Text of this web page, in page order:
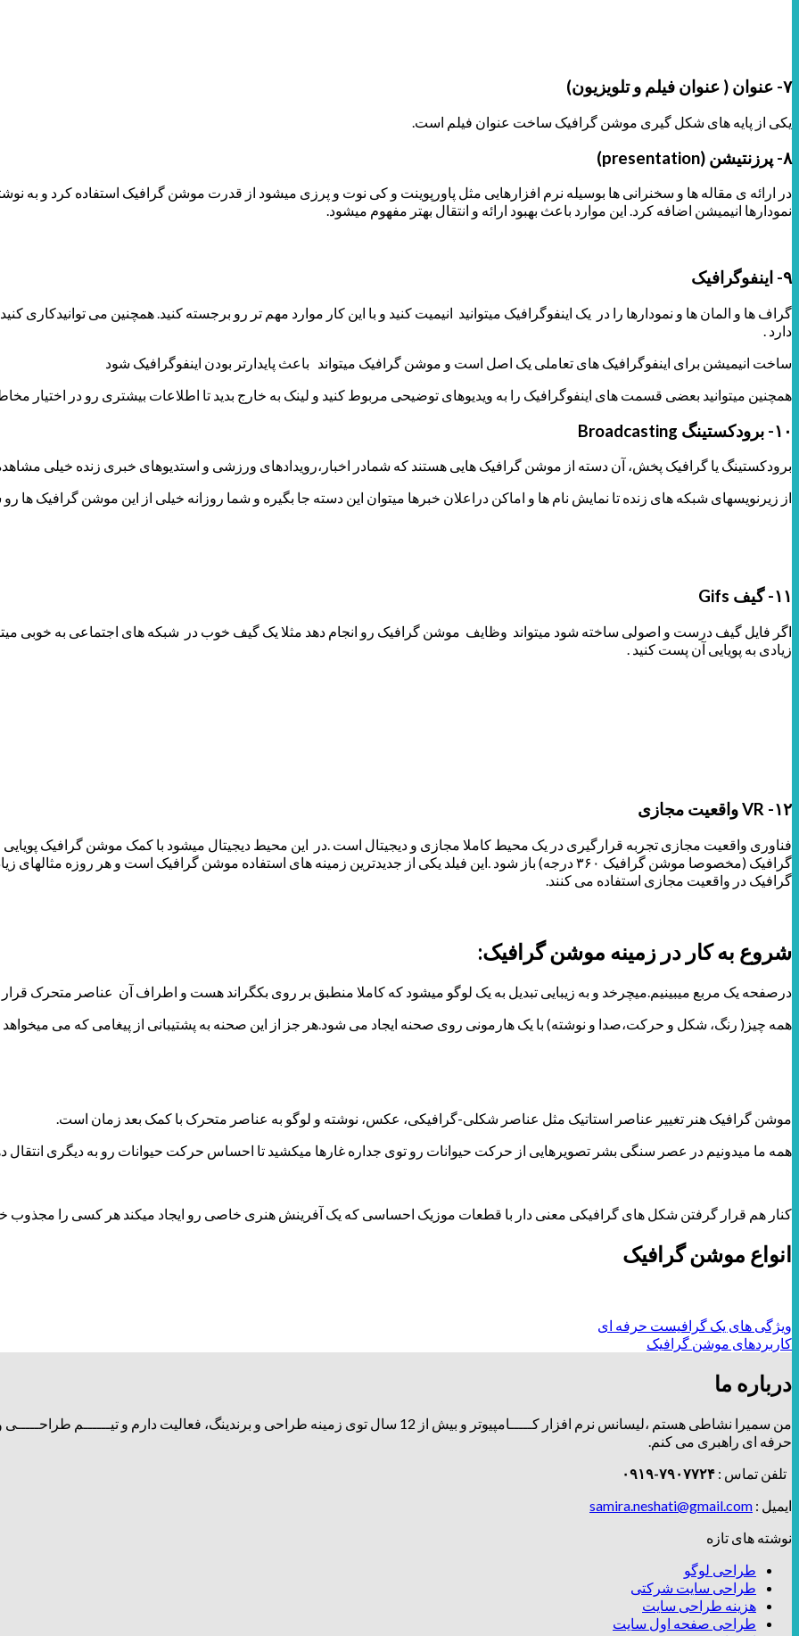
۷- عنوان ( عنوان فیلم و تلویزیون)
یکی از پایه های شکل گیری موشن گرافیک ساخت عنوان فیلم است.
۸- پرزنتیشن (presentation)
در ارائه ی مقاله ها و سخنرانی ها بوسیله نرم افزارهایی مثل پاورپوینت و کی نوت و پرزی میشود از قدرت موشن گرافیک استفاده کرد و به
نمودارها انیمیشن اضافه کرد. این موارد باعث بهبود ارائه و انتقال بهتر مفهوم میشود.
۹- اینفوگرافیک
گراف ها و المان ها و نمودارها را در یک اینفوگرافیک میتوانید انیمیت کنید و با این کار موارد مهم تر رو برجسته کنید. همچنین می
دارد .
ساخت انیمیشن برای اینفوگرافیک های تعاملی یک اصل است و موشن گرافیک میتواند باعث پایدارتر بودن اینفوگرافیک شود
همچنین میتوانید بعضی قسمت های اینفوگرافیک را به ویدیوهای توضیحی مربوط کنید و لینک به خارج بدید تا اطلاعات بیشتری رو در اختیار
۱۰- برودکستینگ Broadcasting
برودکستینگ یا گرافیک پخش، آن دسته از موشن گرافیک هایی هستند که شمادر اخبار،رویدادهای ورزشی و استدیوهای خبری زنده خیلی
از زیرنویسهای شبکه های زنده تا نمایش نام ها و اماکن دراعلان خبرها میتوان این دسته جا بگیره و شما روزانه خیلی از این موشن گرافیک ها
۱۱- گیف Gifs
اگر فایل گیف درست و اصولی ساخته شود میتواند وظایف موشن گرافیک رو انجام دهد مثلا یک گیف خوب در شبکه های اجتماعی به خوبی
زیادی به پویایی آن پست کنید .
۱۲- VRواقعیت مجازی
فناوری واقعیت مجازی تجربه قرارگیری در یک محیط کاملا مجازی و دیجیتال است .در این محیط دیجیتال میشود با کمک موشن گرافیک
گرافیک (مخصوصا موشن گرافیک ۳۶۰ درجه) باز شود .این فیلد یکی از جدیدترین زمینه های استفاده موشن گرافیک است و هر
گرافیک در واقعیت مجازی استفاده می کنند.
شروع به کار در زمینه موشن گرافیک:
درصفحه یک مربع میبینیم.میچرخد و به زیبایی تبدیل به یک لوگو میشود که کاملا منطبق بر روی بکگراند هست و اطراف آن عناصر متحرک قرار
همه چیز( رنگ، شکل و حرکت،صدا و نوشته) با یک هارمونی روی صحنه ایجاد می شود.هر جز از این صحنه به پشتیبانی از پیغامی که می میخواهد
موشن گرافیک هنر تغییر عناصر استاتیک مثل عناصر شکلی-گرافیکی، عکس، نوشته و لوگو به عناصر متحرک با کمک بعد زمان است.
همه ما میدونیم در عصر سنگی بشر تصویرهایی از حرکت حیوانات رو توی جداره غارها میکشید تا احساس حرکت حیوانات رو به دیگری انتقال
کنار هم قرار گرفتن شکل های گرافیکی معنی دار با قطعات موزیک احساسی که یک آفرینش هنری خاصی رو ایجاد میکند هر کسی را مجذوب
انواع موشن گرافیک
ویژگی های یک گرافیست حرفه ای
کاربردهای موشن گرافیک
درباره ما
من سمیرا نشاطی هستم ،لیسانس نرم افزار کـــــامپیوتر و بیش از 12 سال توی زمینه طراحی و برندینگ، فعالیت دارم و تیــــــم طراحـــــی و دیزاین
حرفه ای راهبری می کنم.
تلفن تماس : ۷۹۰۷۷۲۴-۰۹۱۹
ایمیل : samira.neshati@gmail.com
نوشته های تازه
طراحی لوگو
طراحی سایت شرکتی
هزینه طراحی سایت
طراحی صفحه اول سایت